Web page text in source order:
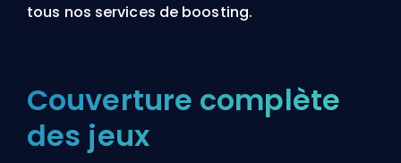
tous nos services de boosting.
Couverture complète
des jeux